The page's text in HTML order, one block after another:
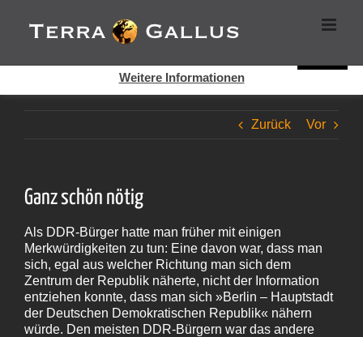
Inhalt
springen
Zurück Vor
Ganz schön nötig
Als DDR-Bürger hatte man früher mit einigen
Merkwürdigkeiten zu tun: Eine davon war, dass man
sich, egal aus welcher Richtung man sich dem
Zentrum der Republik näherte, nicht der Information
entziehen konnte, dass man sich »Berlin – Hauptstadt
der Deutschen Demokratischen Republik« nähern
würde. Den meisten DDR-Bürgern war das andere
Cookies helfen auf auf dieser Seite bei der Bereitstellung der
Dienste. Durch die Nutzung dieser Webseite erklären Sie sich
Weitere Informationen